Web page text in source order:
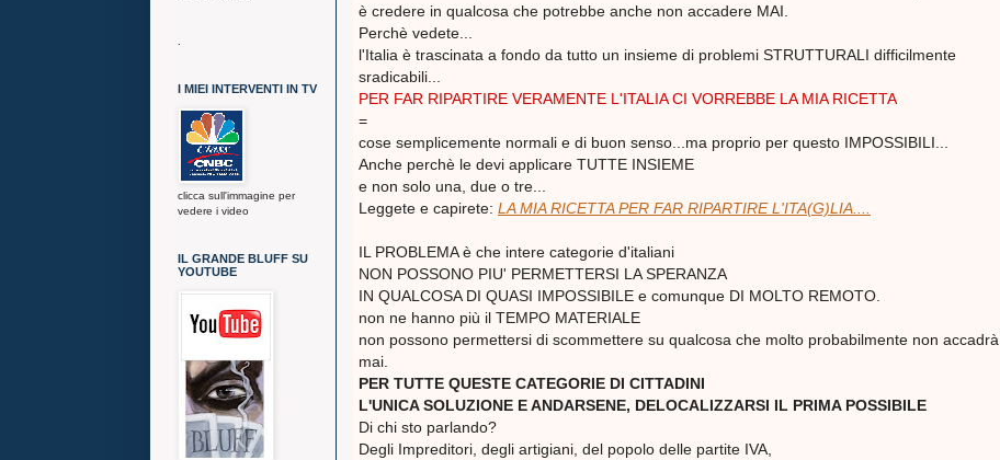
è credere in qualcosa che potrebbe anche non accadere MAI.
Perchè vedete...
l'Italia è trascinata a fondo da tutto un insieme di problemi STRUTTURALI difficilmente
sradicabili...
PER FAR RIPARTIRE VERAMENTE L'ITALIA CI VORREBBE LA MIA RICETTA
=
cose semplicemente normali e di buon senso...ma proprio per questo IMPOSSIBILI...
Anche perchè le devi applicare TUTTE INSIEME
e non solo una, due o tre...
Leggete e capirete: LA MIA RICETTA PER FAR RIPARTIRE L'ITA(G)LIA....
IL PROBLEMA è che intere categorie d'italiani
NON POSSONO PIU' PERMETTERSI LA SPERANZA
IN QUALCOSA DI QUASI IMPOSSIBILE e comunque DI MOLTO REMOTO.
non ne hanno più il TEMPO MATERIALE
non possono permettersi di scommettere su qualcosa che molto probabilmente non accadrà
mai.
PER TUTTE QUESTE CATEGORIE DI CITTADINI
L'UNICA SOLUZIONE E ANDARSENE, DELOCALIZZARSI IL PRIMA POSSIBILE
Di chi sto parlando?
Degli Impreditori, degli artigiani, del popolo delle partite IVA,
I MIEI INTERVENTI IN TV
clicca sull'immagine per
vedere i video
IL GRANDE BLUFF SU
YOUTUBE